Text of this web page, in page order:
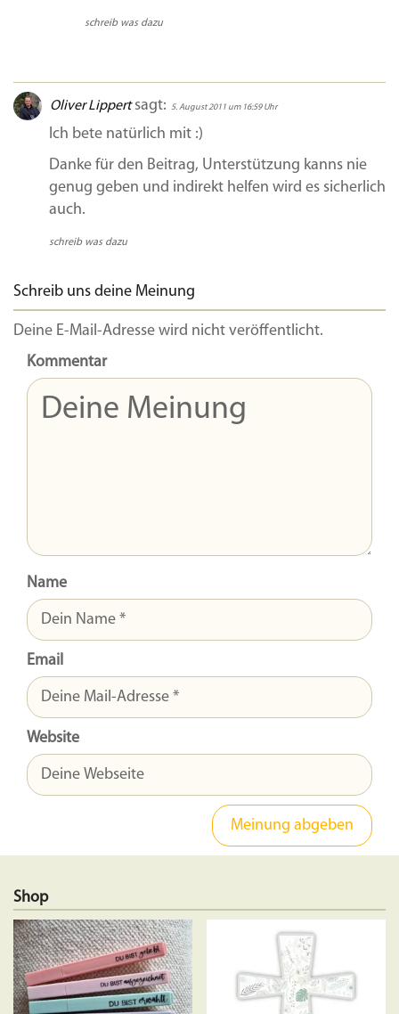
schreib was dazu
Oliver Lippert sagt: 5. August 2011 um 16:59 Uhr
Ich bete natürlich mit :)
Danke für den Beitrag, Unterstützung kanns nie
genug geben und indirekt helfen wird es sicherlich
auch.
schreib was dazu
Schreib uns deine Meinung
Deine E-Mail-Adresse wird nicht veröffentlicht.
Kommentar
Name
Email
Website
Shop